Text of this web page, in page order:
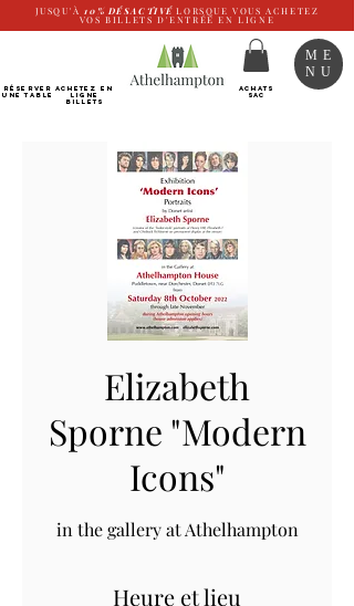
JUSQU'À 10% DÉSACTIVÉ LORSQUE VOUS ACHETEZ
VOS BILLETS D'ENTRÉE EN LIGNE
RÉSERVER
UNE TABLE
Achetez EN
LIGNE
Billets
ACHATS
SAC
ME
NU
Elizabeth
Sporne "Modern
Icons"
in the gallery at Athelhampton
Heure et lieu